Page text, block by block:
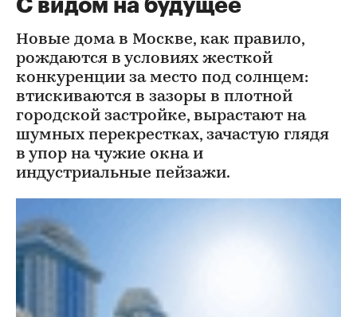
С видом на будущее
Новые дома в Москве, как правило,
рождаются в условиях жесткой
конкуренции за место под солнцем:
втискиваются в зазоры в плотной
городской застройке, вырастают на
шумных перекрестках, зачастую глядя
в упор на чужие окна и
индустриальные пейзажи.